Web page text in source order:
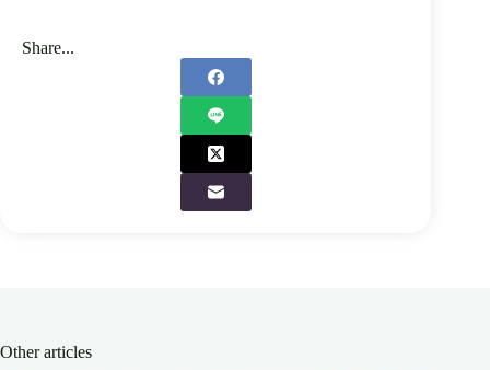
Share...
Other articles